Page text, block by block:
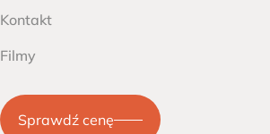
Kontakt
Filmy
Sprawdź cenę